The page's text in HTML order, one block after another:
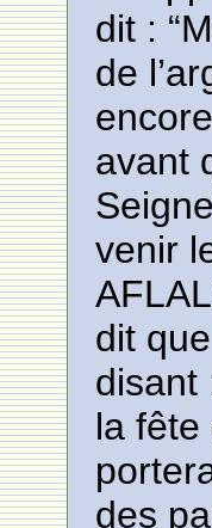
dit :
de
avant
venir
dit
disant
la fête
des